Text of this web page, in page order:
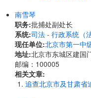
南雪琴
职务:批捕处副处长
系统:司法 - 行政系统（
现任单位:北京市第一中
地址:北京市东城区建国
邮编：100005
相关文章:
追查北京市及甘肃省